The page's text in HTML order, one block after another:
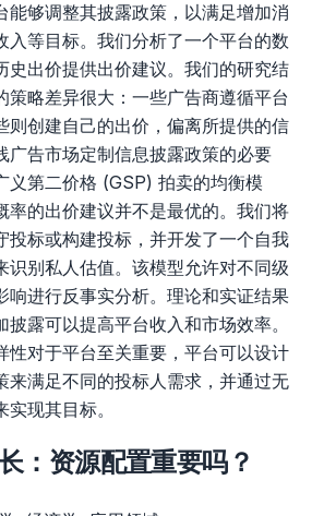
能够调整其披露政策，以满足增加消
入等目标。我们分析了一个平台的数
史出价提供出价建议。我们的研究结
策略差异很大：一些广告商遵循平台
则创建自己的出价，偏离所提供的信
广告市场定制信息披露政策的必要
义第二价格 (GSP) 拍卖的均衡模
率的出价建议并不是最优的。我们将
投标或构建投标，并开发了一个自我
识别私人估值。该模型允许对不同级
响进行反事实分析。理论和实证结果
露可以提高平台收入和市场效率。
性对于平台至关重要，平台可以设计
来满足不同的投标人需求，并通过无
现其目标。
：资源配置重要吗？